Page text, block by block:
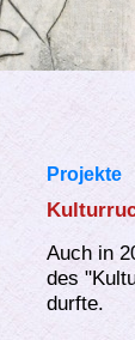
Projekte
Auch in
des
durfte.